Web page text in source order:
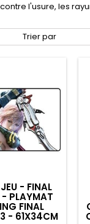
l'usure, les
Trier par
- FINAL
PLAYMAT
FINAL
- 61X34CM